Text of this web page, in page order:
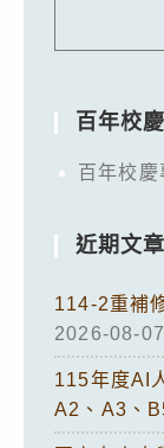
百年校
百年校慶
近期文章
114-2重補
2026-08-07
115年度AI
A2、A3、